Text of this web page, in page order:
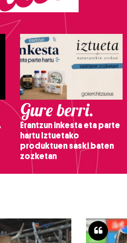
Gure berri.
Erantzun inkesta eta parte
hartu Iztuetako
produktuen saski baten
zozketan